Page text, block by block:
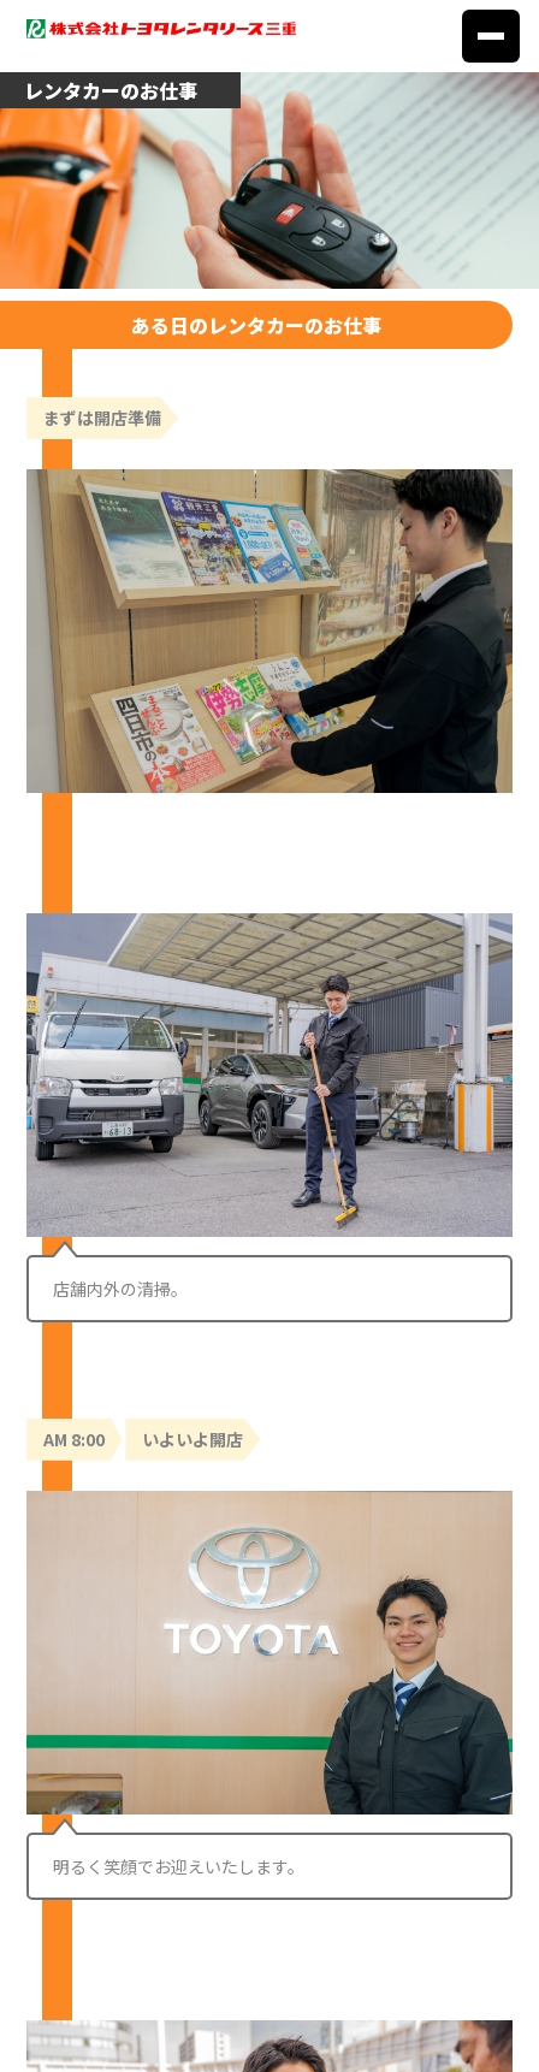
を
キ
ッ
プ
レンタカーのお仕事
ある日のレンタカーのお仕事
まずは開店準備
店舗内外の清掃。
AM 8:00 いよいよ開店
明るく笑顔でお迎えいたします。